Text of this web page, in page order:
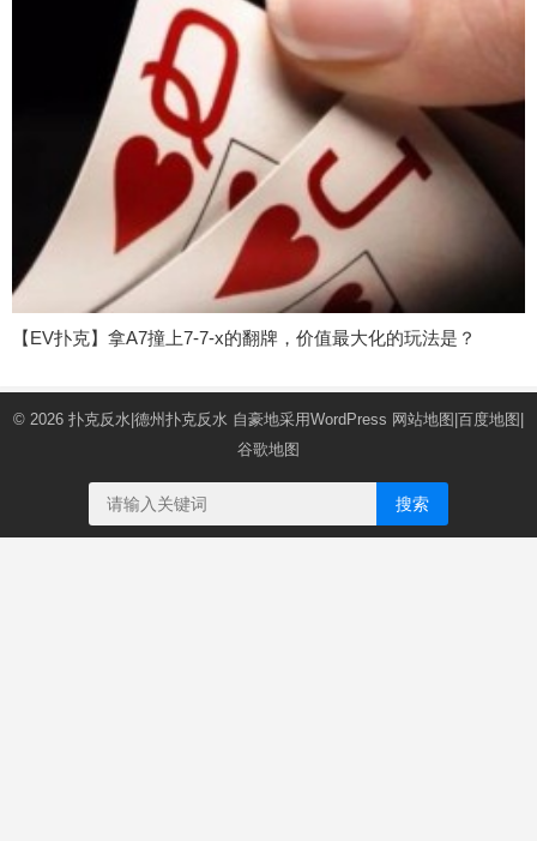
【EV扑克】拿A7撞上7-7-x的翻牌，价值最大化的玩法是？
© 2026 扑克反水|德州扑克反水 自豪地采用WordPress 网站地图 百度地图
谷歌地图
搜索